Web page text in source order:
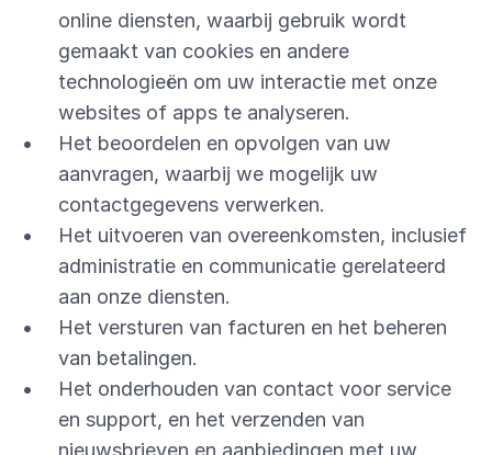
online diensten, waarbij gebruik wordt
gemaakt van cookies en andere
technologieën om uw interactie met onze
websites of apps te analyseren.
Het beoordelen en opvolgen van uw
aanvragen, waarbij we mogelijk uw
contactgegevens verwerken.
Het uitvoeren van overeenkomsten, inclusief
administratie en communicatie gerelateerd
aan onze diensten.
Het versturen van facturen en het beheren
van betalingen.
Het onderhouden van contact voor service
en support, en het verzenden van
nieuwsbrieven en aanbiedingen met uw